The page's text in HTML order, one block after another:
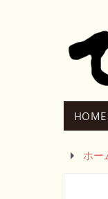
HOME
ホー